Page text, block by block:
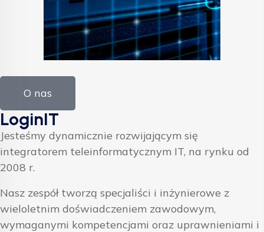
O nas
LoginIT
Jesteśmy dynamicznie rozwijającym się
integratorem teleinformatycznym IT, na rynku od
2008 r.
Nasz zespół tworzą specjaliści i inżynierowe z
wieloletnim doświadczeniem zawodowym,
wymaganymi kompetencjami oraz uprawnieniami i